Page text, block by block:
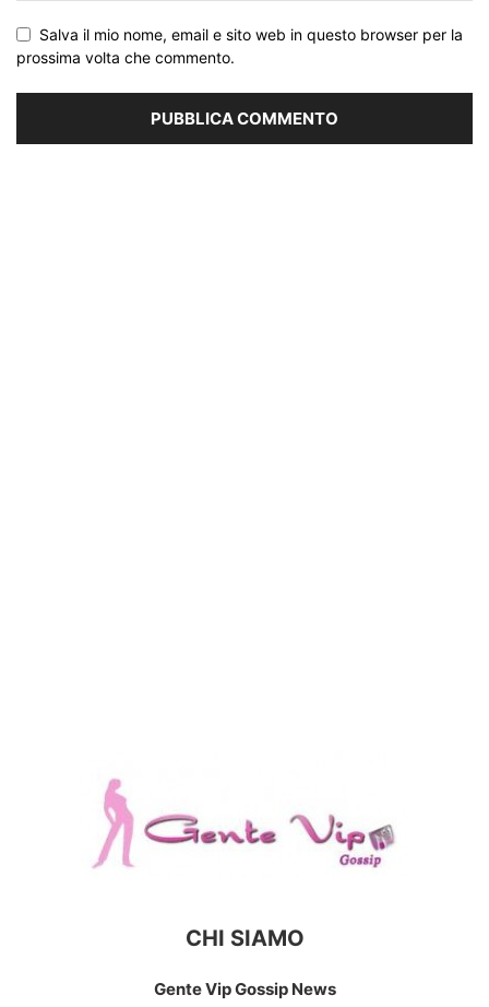
Salva il mio nome, email e sito web in questo browser per la
prossima volta che commento.
CHI SIAMO
Gente Vip Gossip News